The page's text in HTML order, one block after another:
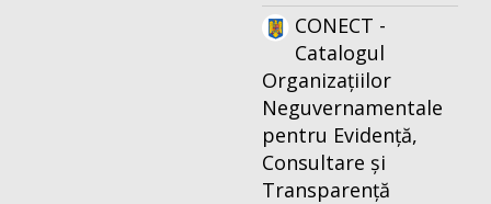
CONECT -
Catalogul
Organizațiilor
Neguvernamentale
pentru Evidență,
Consultare și
Transparență